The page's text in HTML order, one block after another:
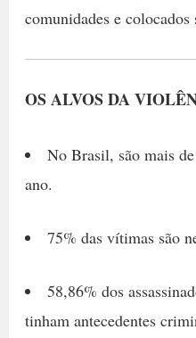
comunidades e
OS ALVOS DA
No Brasil, são mais
ano.
75% das vítimas são
58,86% dos
tinham antecedentes